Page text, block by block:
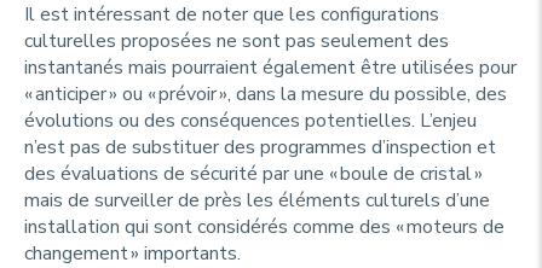
Il est intéressant de noter que les configurations
culturelles proposées ne sont pas seulement des
instantanés mais pourraient également être utilisées pour
« anticiper » ou « prévoir », dans la mesure du possible, des
évolutions ou des conséquences potentielles. L’enjeu
n’est pas de substituer des programmes d’inspection et
des évaluations de sécurité par une « boule de cristal »
mais de surveiller de près les éléments culturels d’une
installation qui sont considérés comme des « moteurs de
changement » importants.